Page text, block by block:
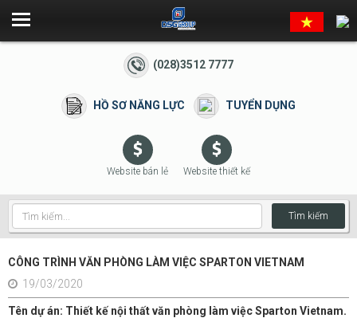
(028)3512 7777
HỒ SƠ NĂNG LỰC TUYỂN DỤNG
Website bán lẻ Website thiết kế
Tìm kiếm
CÔNG TRÌNH VĂN PHÒNG LÀM VIỆC SPARTON VIETNAM
19/03/2020
Tên dự án: Thiết kế nội thất văn phòng làm việc Sparton Vietnam.